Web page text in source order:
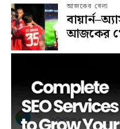
আজকের খেলা
আজকের